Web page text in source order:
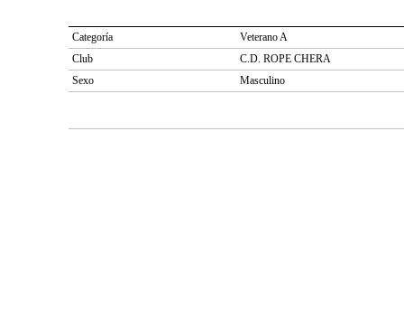
Categoría
Veterano A
Club
C.D. ROPE CHERA
Sexo
Masculino